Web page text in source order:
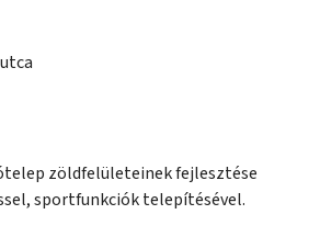
zöldfelületeinek fejlesztése
sportfunkciók telepítésével.